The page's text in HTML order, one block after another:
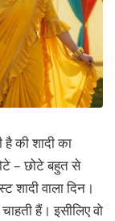
की शादी का
– छोटे बहुत से
शादी वाला दिन।
हैं। इसीलिए वो